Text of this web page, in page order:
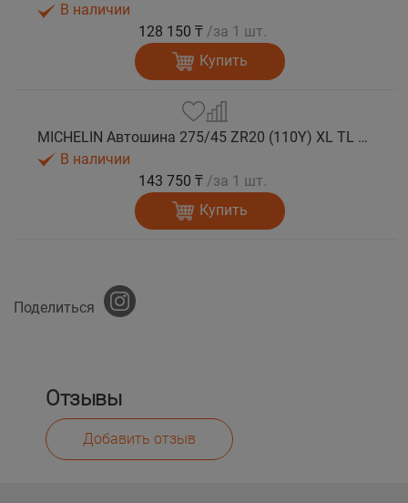
В наличии
128 150 ₸ /за 1 шт.
Купить
MICHELIN Автошина 275/45 ZR20 (110Y) XL TL PILOT SPORT 5 лето
В наличии
143 750 ₸ /за 1 шт.
Купить
Поделиться
Отзывы
Добавить отзыв